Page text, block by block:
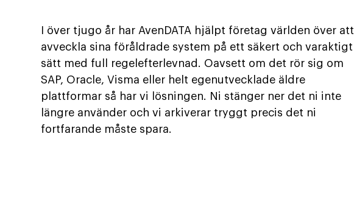
I över tjugo år har AvenDATA hjälpt företag världen över att
avveckla sina föråldrade system på ett säkert och varaktigt
sätt med full regelefterlevnad. Oavsett om det rör sig om
SAP, Oracle, Visma eller helt egenutvecklade äldre
plattformar så har vi lösningen. Ni stänger ner det ni inte
längre använder och vi arkiverar tryggt precis det ni
fortfarande måste spara.